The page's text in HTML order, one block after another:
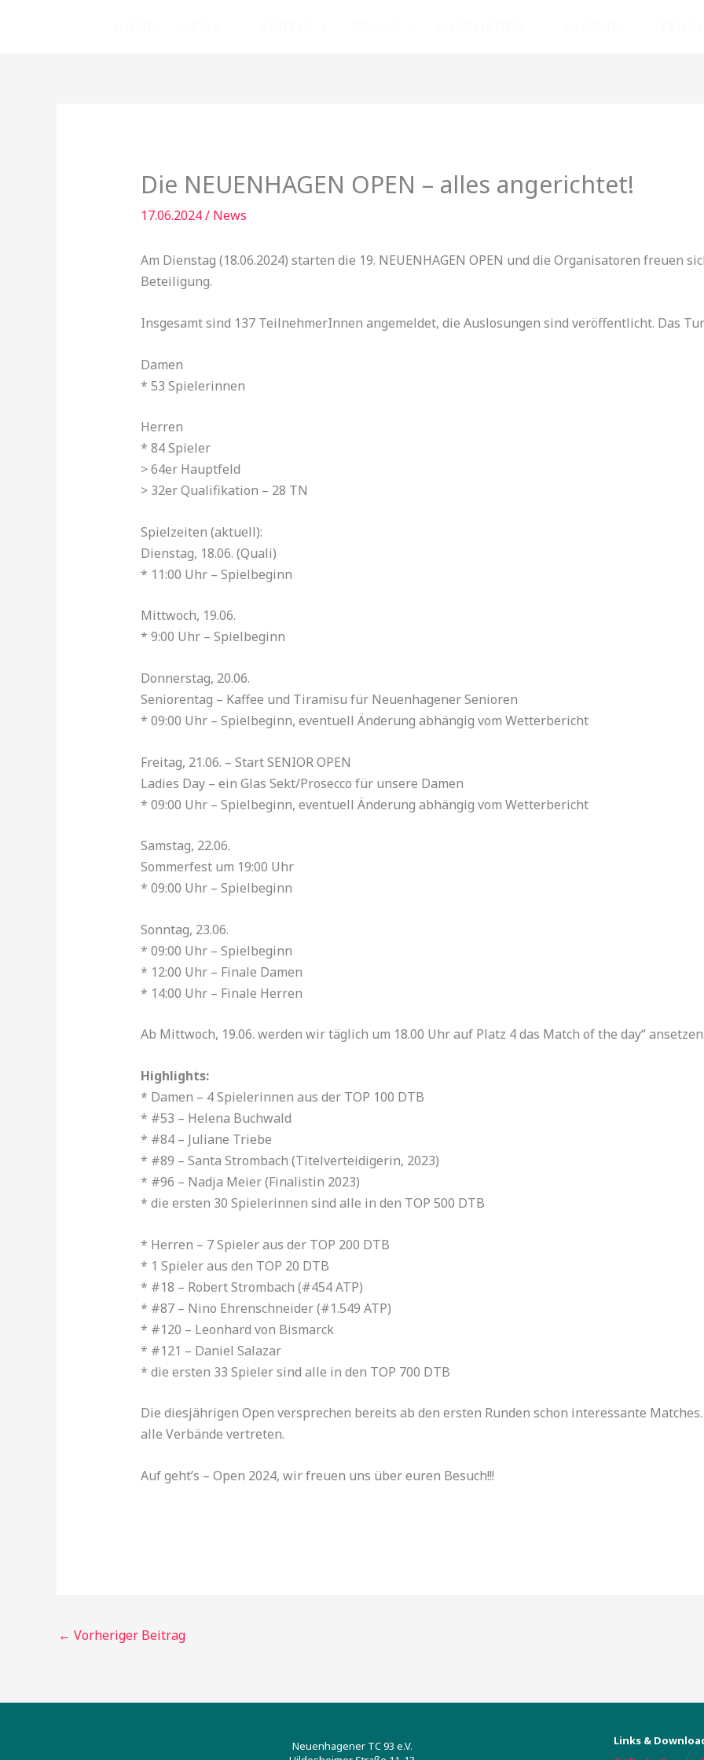
Die NEUENHAGEN OPEN – alles angerichtet!
17.06.2024/ News
Am Dienstag (18.06.2024) starten die 19. NEUENHAGEN OPEN und die Organisatoren freuen
Beteiligung.
Insgesamt sind 137 TeilnehmerInnen angemeldet, die Auslosungen sind veröffentlicht. Das
Damen
* 53 Spielerinnen
Herren
* 84 Spieler
> 64er Hauptfeld
> 32er Qualifikation – 28 TN
Spielzeiten (aktuell):
Dienstag, 18.06. (Quali)
* 11:00 Uhr – Spielbeginn
Mittwoch, 19.06.
* 9:00 Uhr – Spielbeginn
Donnerstag, 20.06.
Seniorentag – Kaffee und Tiramisu für Neuenhagener Senioren
* 09:00 Uhr – Spielbeginn, eventuell Änderung abhängig vom Wetterbericht
Freitag, 21.06. – Start SENIOR OPEN
Ladies Day – ein Glas Sekt/Prosecco für unsere Damen
* 09:00 Uhr – Spielbeginn, eventuell Änderung abhängig vom Wetterbericht
Samstag, 22.06.
Sommerfest um 19:00 Uhr
* 09:00 Uhr – Spielbeginn
Sonntag, 23.06.
* 09:00 Uhr – Spielbeginn
* ⁠12:00 Uhr – Finale Damen
* ⁠14:00 Uhr – Finale Herren
Ab Mittwoch, 19.06. werden wir täglich um 18.00 Uhr auf Platz 4 das Match of the day“
Highlights:
* Damen – 4 Spielerinnen aus der TOP 100 DTB
* ⁠#53 – Helena Buchwald
* ⁠#84 – Juliane Triebe
* ⁠#89 – Santa Strombach (Titelverteidigerin, 2023)
* ⁠#96 – Nadja Meier (Finalistin 2023)
* ⁠die ersten 30 Spielerinnen sind alle in den TOP 500 DTB
* Herren – 7 Spieler aus der TOP 200 DTB
* ⁠1 Spieler aus den TOP 20 DTB
* ⁠#18 – Robert Strombach (#454 ATP)
* ⁠#87 – Nino Ehrenschneider (#1.549 ATP)
* ⁠#120 – Leonhard von Bismarck
* ⁠#121 – Daniel Salazar
* ⁠die ersten 33 Spieler sind alle in den TOP 700 DTB
Die diesjährigen Open versprechen bereits ab den ersten Runden schon interessante
alle Verbände vertreten.
Auf geht’s – Open 2024, wir freuen uns über euren Besuch!!!
← Vorheriger Beitrag
Neuenhagener TC 93 e.V.
Links &